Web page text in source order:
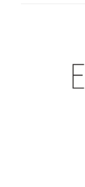
artículo